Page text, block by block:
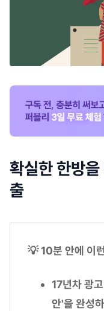
확실한 한방
출
💡 10분 안에 이
17년차 광
안'을 완성